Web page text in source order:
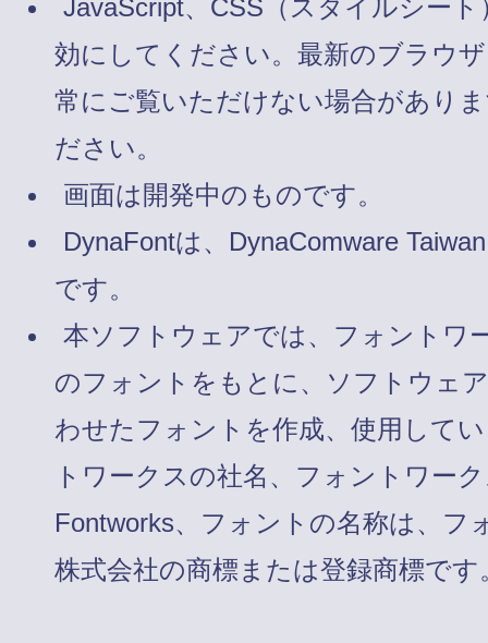
JavaScript、CSS（スタイルシート
効にしてください。最新のブラウ
常にご覧いただけない場合があり
ださい。
画面は開発中のものです。
DynaFontは、DynaComware
です。
本ソフトウェアでは、フォントワ
のフォントをもとに、ソフトウェ
わせたフォントを作成、使用して
トワークスの社名、フォントワー
Fontworks、フォントの名称は、フ
株式会社の商標または登録商標です